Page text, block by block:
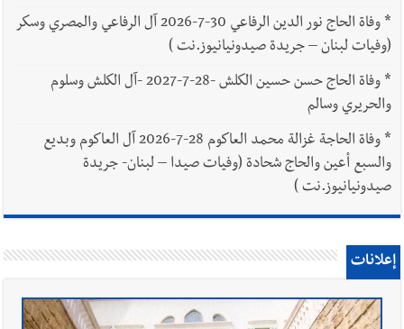
*
وفاة الحاج نور الدين الرفاعي 30-7-2026 آل الرفاعي والمصري وسكر
(وفيات لبنان – جريدة صيدونيانيوز.نت )
*
وفاة الحاج حسن حسين الكلش -28-7-2027 -آل الكلش وسلوم
والحريري وسالم
*
وفاة الحاجة غزالة محمد العاكوم 28-7-2026 آل العاكوم وبديع
والسبع أعين والحاج شحادة (وفيات صيدا – لبنان- جريدة
صيدونيانيوز.نت )
إعلانات